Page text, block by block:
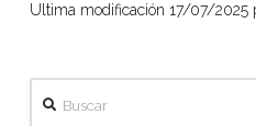
Ultima modificación 17/07/2025